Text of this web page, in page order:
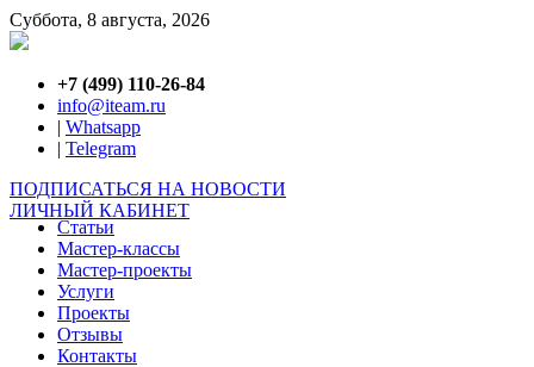
Суббота, 8 августа, 2026
+7 (499) 110-26-84
info@iteam.ru
| Whatsapp
| Telegram
ПОДПИСАТЬСЯ НА НОВОСТИ
ЛИЧНЫЙ КАБИНЕТ
Статьи
Мастер-классы
Мастер-проекты
Услуги
Проекты
Отзывы
Контакты